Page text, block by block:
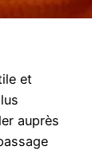
et
auprès